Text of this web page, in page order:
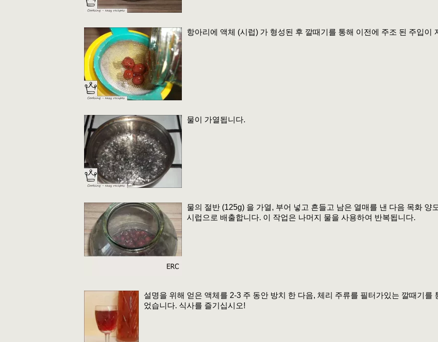
항아리에 액체 (시럽) 가 형성된 후 깔때기를 통해 이전에 주조 된 주입이
물이 가열됩니다.
물의 절반 (125g) 을 가열, 부어 넣고 흔들고 남은 열매를 낸 다음 목화 양
시럽으로 배출합니다. 이 작업은 나머지 물을 사용하여 반복됩니다.
설명을 위해 얻은 액체를 2-3 주 동안 방치 한 다음, 체리 주류를 필터가있는 깔때기를
었습니다. 식사를 즐기십시오!